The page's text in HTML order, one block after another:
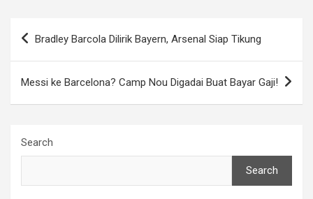
navigation
Bradley Barcola Dilirik Bayern, Arsenal Siap Tikung
Messi ke Barcelona? Camp Nou Digadai Buat Bayar Gaji!
Search
Search